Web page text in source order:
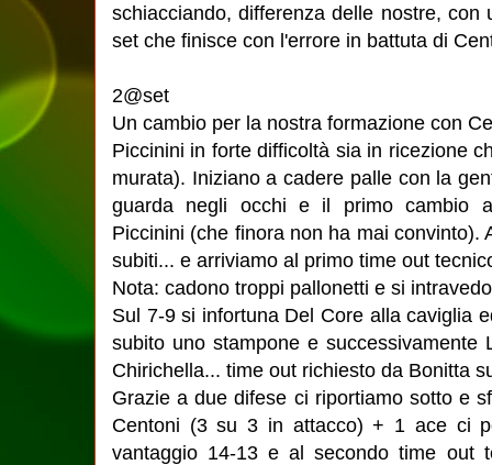
schiacciando, differenza delle nostre, con
set che finisce con l'errore in battuta di
2@set
Un cambio per la nostra formazione con
Piccinini in forte difficoltà sia in ricezione
murata). Iniziano a cadere palle con la
guarda negli occhi e il primo cambio
Piccinini (che finora non ha mai convinto).
subiti... e arriviamo al primo time out
Nota: cadono troppi pallonetti e si
Sul 7-9 si infortuna Del Core alla caviglia
subito uno stampone e successivamente
Chirichella... time out richiesto da Bonitta
Grazie a due difese ci riportiamo sotto e
Centoni (3 su 3 in attacco) + 1 ace ci
vantaggio 14-13 e al secondo time out